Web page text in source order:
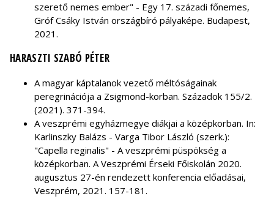
szerető nemes ember" - Egy 17. századi főnemes,
Gróf Csáky István országbíró pályaképe. Budapest,
2021.
HARASZTI SZABÓ PÉTER
A magyar káptalanok vezető méltóságainak
peregrinációja a Zsigmond-korban. Századok 155/2.
(2021). 371-394.
A veszprémi egyházmegye diákjai a középkorban. In:
Karlinszky Balázs - Varga Tibor László (szerk.):
"Capella reginalis" - A veszprémi püspökség a
középkorban. A Veszprémi Érseki Főiskolán 2020.
augusztus 27-én rendezett konferencia előadásai,
Veszprém, 2021. 157-181.